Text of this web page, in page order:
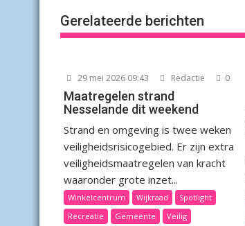
Gerelateerde berichten
29 mei 2026 09:43 Redactie 0
Maatregelen strand
Nesselande dit weekend
Strand en omgeving is twee weken
veiligheidsrisicogebied. Er zijn extra
veiligheidsmaatregelen van kracht
waaronder grote inzet...
Winkelcentrum Wijkraad
Spotlight
Recreatie
Gemeente Veilig